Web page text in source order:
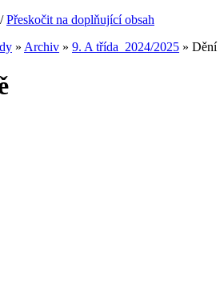
/Přeskočit na doplňující obsah
» Archiv » 9. A třída_2024/2025 » Dění